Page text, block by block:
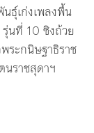
นธุ์เก่งเพลงพื้น
นที่ 10 ชิงถ้วย
ระกนิษฐาธิราช
นราชสุดาฯ